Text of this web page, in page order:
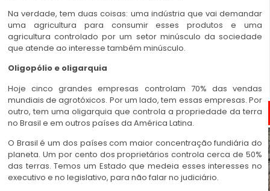
Na verdade, tem duas coisas: uma indústria que vai demandar
uma agricultura para consumir esses produtos e uma
agricultura controlado por um setor minúsculo da sociedade
que atende ao interesse também minúsculo.
Oligopólio e oligarquia
Hoje cinco grandes empresas controlam 70% das vendas
mundiais de agrotóxicos. Por um lado, tem essas empresas. Por
outro, tem uma oligarquia que controla a propriedade da terra
no Brasil e em outros países da América Latina.
O Brasil é um dos países com maior concentração fundiária do
planeta. Um por cento dos proprietários controla cerca de 50%
das terras. Temos um Estado que medeia esses interesses no
executivo e no legislativo, para não falar no judiciário.